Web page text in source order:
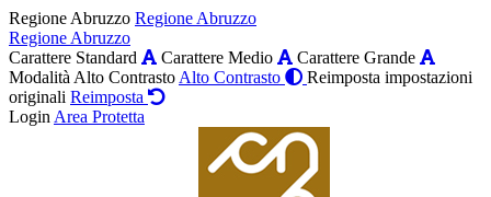
Regione Abruzzo Regione Abruzzo
Regione Abruzzo
Carattere Standard
Carattere Medio
Carattere Grande
Modalità Alto Contrasto Alto Contrasto
Reimposta impostazioni
originali Reimposta
Login Area Protetta